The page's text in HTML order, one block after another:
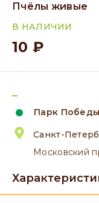
Пчёлы живые
В НАЛИЧИИ
10 ₽
_
Парк Победы
Санкт-
Московский